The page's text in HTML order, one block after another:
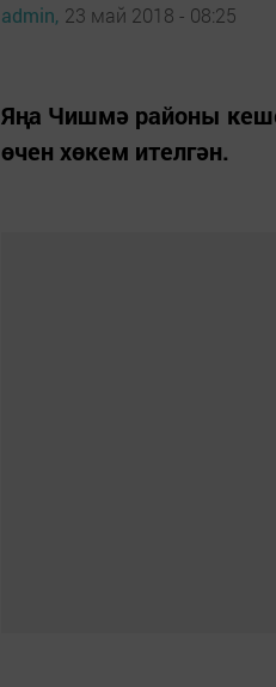
admin, 23 май 2018 - 08:25
Яңа Чишмә районы
өчен хөкем ителгән.